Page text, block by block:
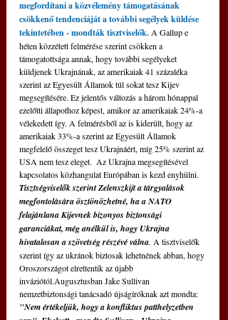
megfordítani a közvélemény támogatásának
csökkenő tendenciáját a további segélyek küldése
tekintetében - mondták tisztviselők. A Gallup e
héten közzétett felmérése szerint csökken a
támogatottsága annak, hogy további segélyeket
küldjenek Ukrajnának, az amerikaiak 41 százaléka
szerint az Egyesült Államok túl sokat tesz Kijev
megsegítésére. Ez jelentős változás a három hónappal
ezelőtti állapothoz képest, amikor az amerikaiak 24%-a
vélekedett így. A felmérésből az is kiderült, hogy az
amerikaiak 33%-a szerint az Egyesült Államok
megfelelő összeget tesz Ukrajnáért, míg 25% szerint az
USA nem tesz eleget.  Az Ukrajna megsegítésével
kapcsolatos közhangulat Európában is kezd enyhülni.
Tisztségviselők szerint Zelenszkijt a tárgyalások
megfontolására ösztönözhetné, ha a NATO
felajánlana Kijevnek bizonyos biztonsági
garanciákat, még anélkül is, hogy Ukrajna
hivatalosan a szövetség részévé válna. A tisztviselők
szerint így az ukránok biztosak lehetnének abban, hogy
Oroszországot elrettentik az újabb
inváziótól.Augusztusban Jake Sullivan
nemzetbiztonsági tanácsadó újságíróknak azt mondta:
"Nem értékeljük, hogy a konfliktus patthelyzetben